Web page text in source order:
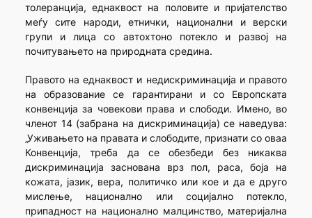
толеранција, еднаквост на половите и пријателство
меѓу сите народи, етнички, национални и верски
групи и лица со автохтоно потекло и развој на
почитувањето на природната средина.
Правото на еднаквост и недискриминација и правото
на образование се гарантирани и со Европската
конвенција за човекови права и слободи. Имено, во
членот 14 (забрана на дискриминација) се наведува:
„Уживањето на правата и слободите, признати со оваа
Конвенција, треба да се обезбеди без никаква
дискриминација заснована врз пол, раса, боја на
кожата, јазик, вера, политичко или кое и да е друго
мислење, национално или социјално потекло,
припадност на национално малцинство, материјална